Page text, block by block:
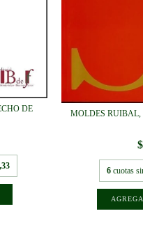
DE
MOLDES RUIBAL,
6 cuotas